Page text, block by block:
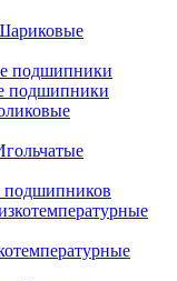
подшипники
подшипники
подшипников